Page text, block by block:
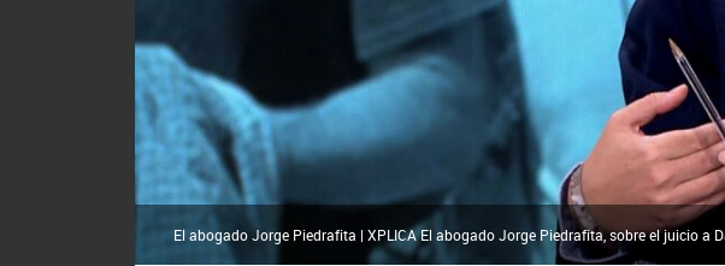
El abogado Jorge Piedrafita | XPLICA El abogado Jorge Piedrafita, sobre el juicio a